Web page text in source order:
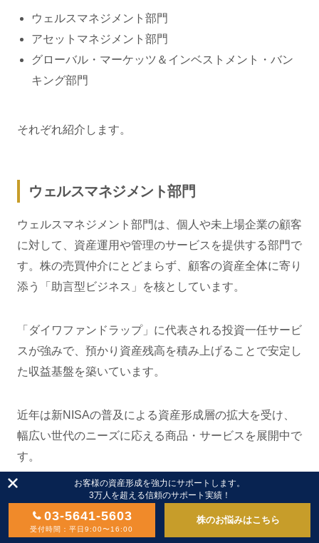
ウェルスマネジメント部門
アセットマネジメント部門
グローバル・マーケッツ＆インベストメント・バン
キング部門
それぞれ紹介します。
ウェルスマネジメント部門
ウェルスマネジメント部門は、個人や未上場企業の顧客
に対して、資産運用や管理のサービスを提供する部門で
す。株の売買仲介にとどまらず、顧客の資産全体に寄り
添う「助言型ビジネス」を核としています。
「ダイワファンドラップ」に代表される投資一任サービ
スが強みで、預かり資産残高を積み上げることで安定し
た収益基盤を築いています。
近年は新NISAの普及による資産形成層の拡大を受け、
幅広い世代のニーズに応える商品・サービスを展開中で
す。
アセットマネジメント部門
お客様の資産形成を強力にサポートします。
3万人を超える信頼のサポート実績！
03-5641-5603 株のお悩みはこちら